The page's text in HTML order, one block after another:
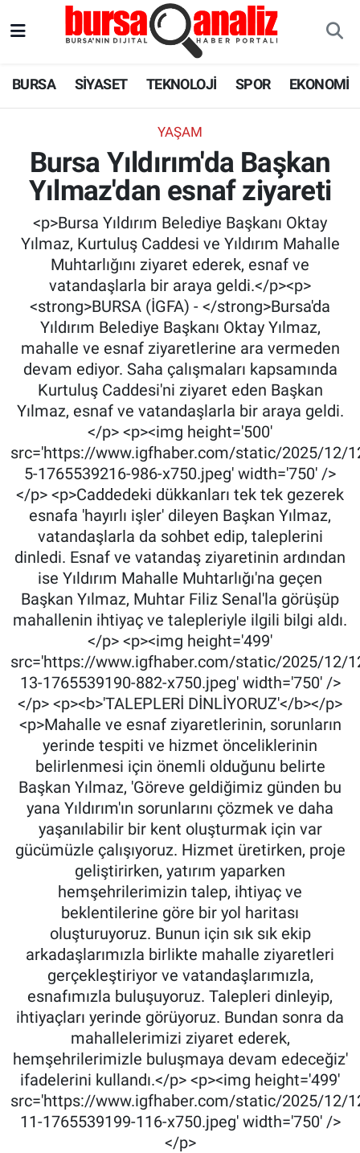
BURSA SİYASET TEKNOLOJİ SPOR EKONOMİ
YAŞAM
Bursa Yıldırım'da Başkan
Yılmaz'dan esnaf ziyareti
<p>Bursa Yıldırım Belediye Başkanı Oktay
Yılmaz, Kurtuluş Caddesi ve Yıldırım Mahalle
Muhtarlığını ziyaret ederek, esnaf ve
vatandaşlarla bir araya geldi.</p><p>
<strong>BURSA (İGFA) - </strong>Bursa'da
Yıldırım Belediye Başkanı Oktay Yılmaz,
mahalle ve esnaf ziyaretlerine ara vermeden
devam ediyor. Saha çalışmaları kapsamında
Kurtuluş Caddesi'ni ziyaret eden Başkan
Yılmaz, esnaf ve vatandaşlarla bir araya geldi.
</p> <p><img height='500'
src='https://www.igfhaber.com/static/2025/12/
5-1765539216-986-x750.jpeg' width='750' />
</p> <p>Caddedeki dükkanları tek tek gezerek
esnafa 'hayırlı işler' dileyen Başkan Yılmaz,
vatandaşlarla da sohbet edip, taleplerini
dinledi. Esnaf ve vatandaş ziyaretinin ardından
ise Yıldırım Mahalle Muhtarlığı'na geçen
Başkan Yılmaz, Muhtar Filiz Senal'la görüşüp
mahallenin ihtiyaç ve talepleriyle ilgili bilgi aldı.
</p> <p><img height='499'
src='https://www.igfhaber.com/static/2025/12/
13-1765539190-882-x750.jpeg' width='750' />
</p> <p><b>'TALEPLERİ DİNLİYORUZ'</b></p>
<p>Mahalle ve esnaf ziyaretlerinin, sorunların
yerinde tespiti ve hizmet önceliklerinin
belirlenmesi için önemli olduğunu belirte
Başkan Yılmaz, 'Göreve geldiğimiz günden bu
yana Yıldırım'ın sorunlarını çözmek ve daha
yaşanılabilir bir kent oluşturmak için var
gücümüzle çalışıyoruz. Hizmet üretirken, proje
geliştirirken, yatırım yaparken
hemşehrilerimizin talep, ihtiyaç ve
beklentilerine göre bir yol haritası
oluşturuyoruz. Bunun için sık sık ekip
arkadaşlarımızla birlikte mahalle ziyaretleri
gerçekleştiriyor ve vatandaşlarımızla,
esnafımızla buluşuyoruz. Talepleri dinleyip,
ihtiyaçları yerinde görüyoruz. Bundan sonra da
mahallelerimizi ziyaret ederek,
hemşehrilerimizle buluşmaya devam edeceğiz'
ifadelerini kullandı.</p> <p><img height='499'
src='https://www.igfhaber.com/static/2025/12/
11-1765539199-116-x750.jpeg' width='750' />
</p>
SPOR
EKONOMİ
SAĞLIK
ASTROLOJİ
BLOG
Süper Lig Puan Durumu ve Fikstür
Tüm Manşetler
Son Dakika Haberleri
Haber Arşivi